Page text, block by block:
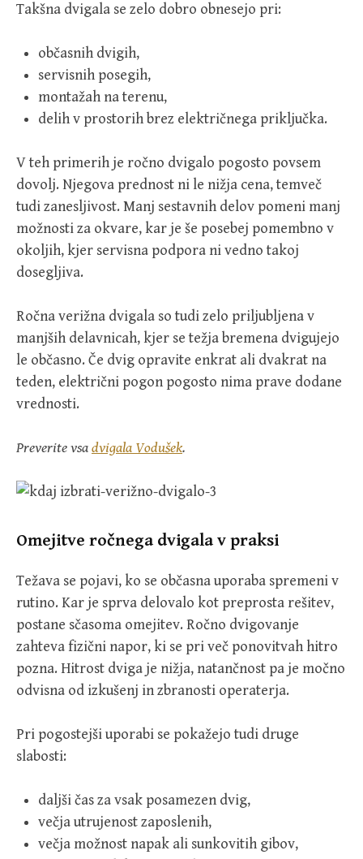
Takšna dvigala se zelo dobro obnesejo pri:
občasnih dvigih,
servisnih posegih,
montažah na terenu,
delih v prostorih brez električnega priključka.
V teh primerih je ročno dvigalo pogosto povsem
dovolj. Njegova prednost ni le nižja cena, temveč
tudi zanesljivost. Manj sestavnih delov pomeni manj
možnosti za okvare, kar je še posebej pomembno v
okoljih, kjer servisna podpora ni vedno takoj
dosegljiva.
Ročna verižna dvigala so tudi zelo priljubljena v
manjših delavnicah, kjer se težja bremena dvigujejo
le občasno. Če dvig opravite enkrat ali dvakrat na
teden, električni pogon pogosto nima prave dodane
vrednosti.
Preverite vsadvigala Vodušek.
Omejitve ročnega dvigala v praksi
Težava se pojavi, ko se občasna uporaba spremeni v
rutino. Kar je sprva delovalo kot preprosta rešitev,
postane sčasoma omejitev. Ročno dvigovanje
zahteva fizični napor, ki se pri več ponovitvah hitro
pozna. Hitrost dviga je nižja, natančnost pa je močno
odvisna od izkušenj in zbranosti operaterja.
Pri pogostejši uporabi se pokažejo tudi druge
slabosti:
daljši čas za vsak posamezen dvig,
večja utrujenost zaposlenih,
večja možnost napak ali sunkovitih gibov,